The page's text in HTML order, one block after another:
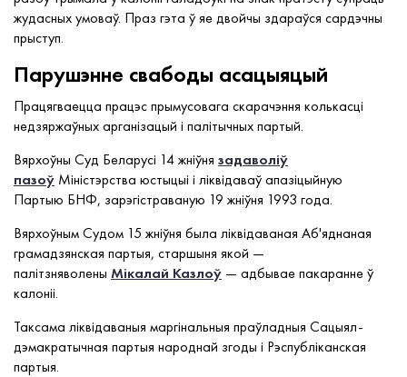
жудасных умоваў. Праз гэта ў яе двойчы здараўся сардэчны
прыступ.
Парушэнне свабоды асацыяцый
Працягваецца працэс прымусовага скарачэння колькасці
недзяржаўных арганізацый і палітычных партый.
Вярхоўны Cуд Беларусі 14 жніўня задаволіў
пазоў Міністэрства юстыцыі і ліквідаваў апазіцыйную
Партыю БНФ, зарэгістраваную 19 жніўня 1993 года.
Вярхоўным Cудом 15 жніўня была ліквідаваная Аб'яднаная
грамадзянская партыя, старшыня якой —
палітзняволены Мікалай Казлоў — адбывае пакаранне ў
калоніі.
Таксама ліквідаваныя маргінальныя праўладныя Сацыял-
дэмакратычная партыя народнай згоды і Рэспубліканская
партыя.